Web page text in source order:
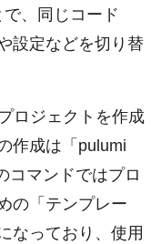
、同じコード
設定などを切り替
ロジェクトを作成
作成は「pulumi
コマンドではプロ
の「テンプレー
なっており、使用